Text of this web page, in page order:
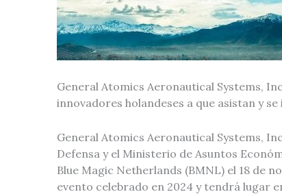
General Atomics Aeronautical Systems,
innovadores holandeses a que asistan y
General Atomics Aeronautical Systems,
Defensa y el Ministerio de Asuntos
Blue Magic Netherlands (BMNL) el 18 de
evento celebrado en 2024 y tendrá lugar